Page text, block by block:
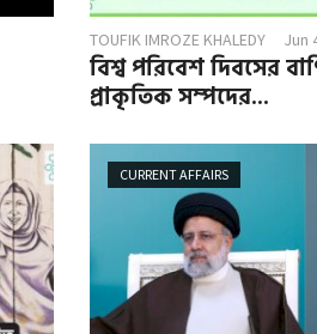
TOUFIK IMROZE KHALEDY Jun
বিশ্ব পরিবেশ দিবসের
প্রাকৃতিক সম্পদের...
CURRENT AFFAIRS